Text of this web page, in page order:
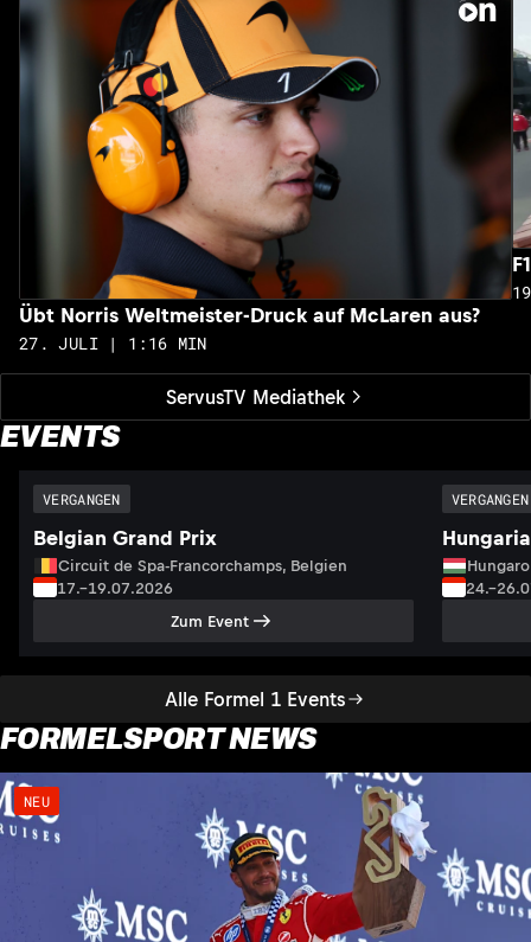
ServusTV Mediathek
Übt Norris Weltmeister-Druck auf McLaren aus?
27. JULI | 1:16 MIN
EVENTS
Alle Formel 1 Events
VERGANGEN
Belgian Grand Prix
Circuit de Spa-Francorchamps, Belgien
17.–19.07.2026
Zum Event
VERGANGEN
FORMELSPORT NEWS
NEU